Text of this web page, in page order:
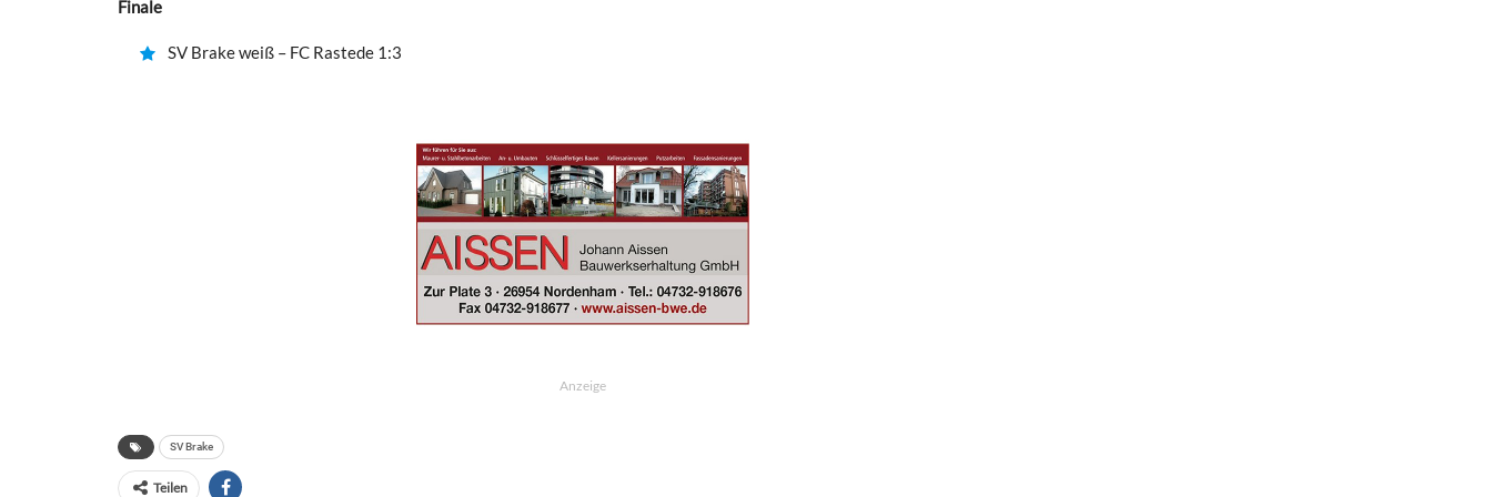
Finale
SV Brake weiß – FC Rastede 1:3
Anzeige
SV Brake
Teilen